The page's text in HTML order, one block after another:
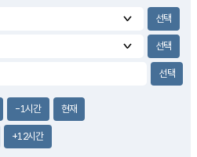
-1시간 현재
+12시간